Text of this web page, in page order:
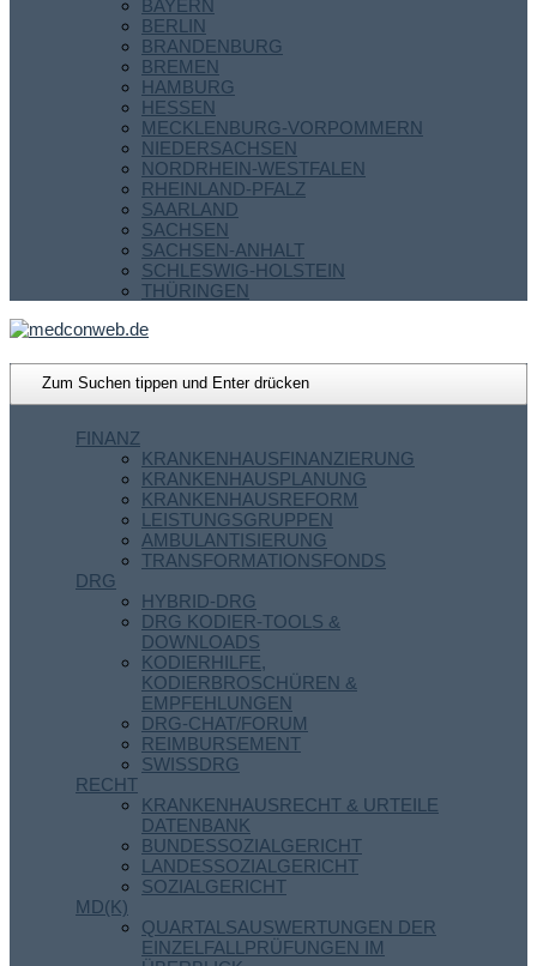
BAYERN
BERLIN
BRANDENBURG
BREMEN
HAMBURG
HESSEN
MECKLENBURG-VORPOMMERN
NIEDERSACHSEN
NORDRHEIN-WESTFALEN
RHEINLAND-PFALZ
SAARLAND
SACHSEN
SACHSEN-ANHALT
SCHLESWIG-HOLSTEIN
THÜRINGEN
FINANZ
KRANKENHAUSFINANZIERUNG
KRANKENHAUSPLANUNG
KRANKENHAUSREFORM
LEISTUNGSGRUPPEN
AMBULANTISIERUNG
TRANSFORMATIONSFONDS
DRG
HYBRID-DRG
DRG KODIER-TOOLS &
DOWNLOADS
KODIERHILFE,
KODIERBROSCHÜREN &
EMPFEHLUNGEN
DRG-CHAT/FORUM
REIMBURSEMENT
SWISSDRG
RECHT
KRANKENHAUSRECHT & URTEILE
DATENBANK
BUNDESSOZIALGERICHT
LANDESSOZIALGERICHT
SOZIALGERICHT
MD(K)
QUARTALSAUSWERTUNGEN DER
EINZELFALLPRÜFUNGEN IM